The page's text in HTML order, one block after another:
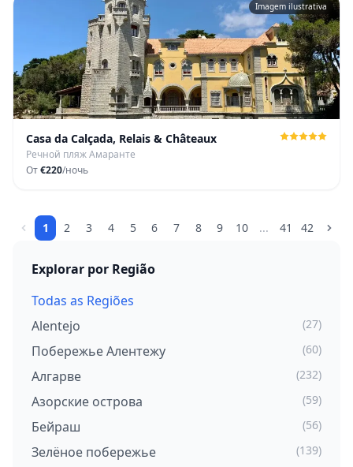
Imagem ilustrativa
Casa da Calçada, Relais & Châteaux
Речной пляж Амаранте
От€220/ночь
1 2 3 4 5 6 7 8 9 10 ... 41 42
Explorar por Região
Todas as Regiões
Alentejo
(27)
Побережье Алентежу (60)
Алгарве (232)
Азорские острова (59)
Бейраш (56)
Зелёное побережье (139)